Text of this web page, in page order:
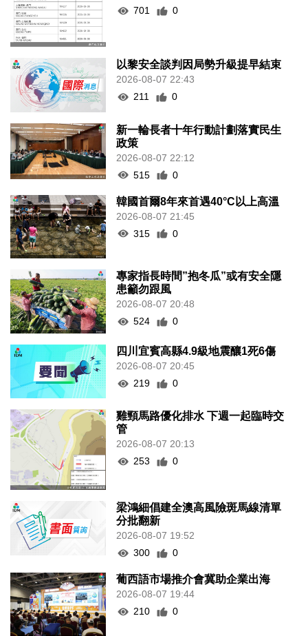
701
0
以黎安全談判因局勢升級提早結束
2026-08-07 22:43
211
0
新一輪長者十年行動計劃落實民生
政策
2026-08-07 22:12
515
0
韓國首爾8年來首遇40°C以上高溫
2026-08-07 21:45
315
0
專家指長時間”抱冬瓜”或有安全隱
患籲勿跟風
2026-08-07 20:48
524
0
四川宜賓高縣4.9級地震釀1死6傷
2026-08-07 20:45
219
0
雞頸馬路優化排水 下週一起臨時交
管
2026-08-07 20:13
253
0
梁鴻細倡建全澳高風險斑馬線清單
分批翻新
2026-08-07 19:52
300
0
葡西語市場推介會冀助企業出海
2026-08-07 19:44
210
0